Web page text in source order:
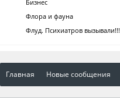
Бизнес
Флора и фауна
Флуд. Психиатров вызывали!!!
Главная Новые сообщения